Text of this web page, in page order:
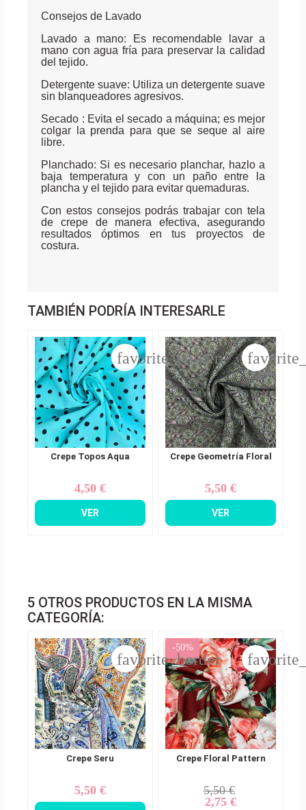
Consejos de Lavado
Lavado a mano: Es recomendable lavar a
mano con agua fría para preservar la calidad
del tejido.
Detergente suave: Utiliza un detergente suave
sin blanqueadores agresivos.
Secado : Evita el secado a máquina; es mejor
colgar la prenda para que se seque al aire
libre.
Planchado: Si es necesario planchar, hazlo a
baja temperatura y con un paño entre la
plancha y el tejido para evitar quemaduras.
Con estos consejos podrás trabajar con tela
de crepe de manera efectiva, asegurando
resultados óptimos en tus proyectos de
costura.
TAMBIÉN PODRÍA INTERESARLE
Crepe Topos Aqua
Precio
4,50 €
VER
favorite_border
Crepe Geometría Floral
Precio
5,50 €
VER
5 OTROS PRODUCTOS EN LA MISMA
CATEGORÍA:
Crepe Seru
Precio
5,50 €
favorite_border
Crepe Floral Pattern
Precio
base
5,50 €
Precio
2,75 €
-50%